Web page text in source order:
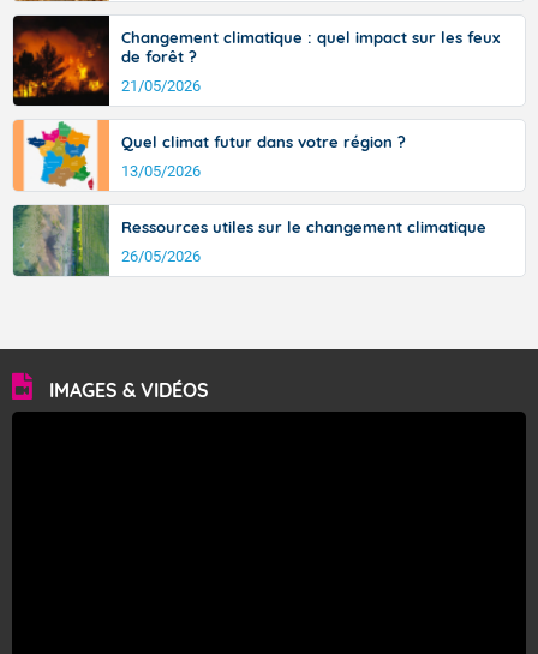
Changement climatique : quel impact sur les feux
de forêt ?
21/05/2026
Quel climat futur dans votre région ?
13/05/2026
Ressources utiles sur le changement climatique
26/05/2026
IMAGES & VIDÉOS